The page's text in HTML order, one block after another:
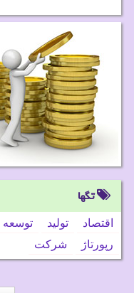
تگها
اقتصاد تولید توسعه
رپورتاژ
شركت